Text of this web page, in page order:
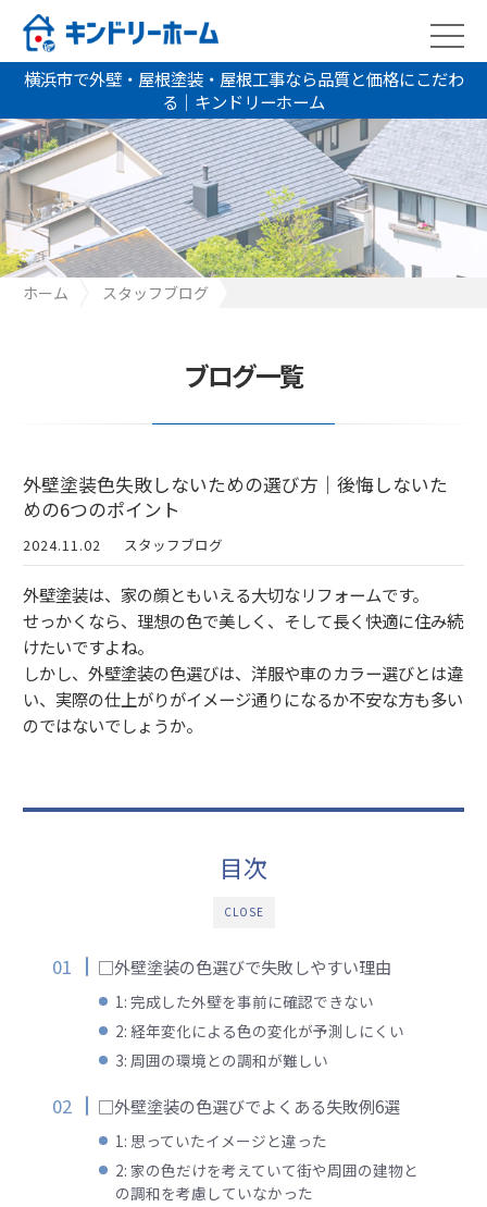
横浜市で外壁・屋根塗装・屋根工事なら品質と価格にこだわ
る｜キンドリーホーム
ホーム
スタッフブログ
ブログ一覧
外壁塗装色失敗しないための選び方｜後悔しないた
めの6つのポイント
2024.11.02 スタッフブログ
外壁塗装は、家の顔ともいえる大切なリフォームです。
せっかくなら、理想の色で美しく、そして長く快適に住み続
けたいですよね。
しかし、外壁塗装の色選びは、洋服や車のカラー選びとは違
い、実際の仕上がりがイメージ通りになるか不安な方も多い
のではないでしょうか。
CLOSE
目次
□外壁塗装の色選びで失敗しやすい理由
1: 完成した外壁を事前に確認できない
2: 経年変化による色の変化が予測しにくい
3: 周囲の環境との調和が難しい
□外壁塗装の色選びでよくある失敗例6選
1: 思っていたイメージと違った
2: 家の色だけを考えていて街や周囲の建物と
の調和を考慮していなかった